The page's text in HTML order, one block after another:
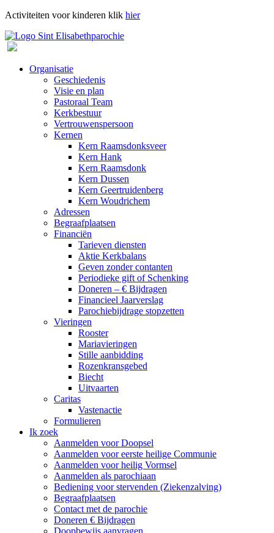
Activiteiten voor kinderen klik hier
Organisatie
Geschiedenis
Visie en plan
Pastoraal Team
Kerkbestuur
Vertrouwenspersoon
Kernen
Kern Raamsdonksveer
Kern Hank
Kern Raamsdonk
Kern Dussen
Kern Geertruidenberg
Kern Woudrichem
Adressen
Begraafplaatsen
Financiën
Tarieven diensten
Aktie Kerkbalans
Geven zonder contanten
Periodieke gift of Schenking
Doneren – € Bijdragen
Financieel Jaarverslag
Parochiebijdrage stopzetten
Vieringen
Rooster
Mariavieringen
Stille aanbidding
Rozenkransgebed
Biecht
Uitvaarten
Caritas
Vastenactie
Formulieren
Ik zoek
Aanmelden voor Doopsel
Aanmelden voor eerste heilige Communie
Aanmelden voor heilig Vormsel
Aanmelden als parochiaan
Bediening voor stervenden (Ziekenzalving)
Begraafplaatsen
Contact met de parochie
Doneren € Bijdragen
Doopbewijs aanvragen